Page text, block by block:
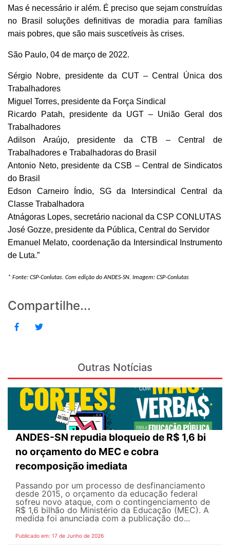
Mas é necessário ir além. É preciso que sejam construídas
no Brasil soluções definitivas de moradia para famílias
mais pobres, que são mais suscetíveis às crises.
São Paulo, 04 de março de 2022.
Sérgio Nobre, presidente da CUT – Central Única dos
Trabalhadores
Miguel Torres, presidente da Força Sindical
Ricardo Patah, presidente da UGT – União Geral dos
Trabalhadores
Adilson Araújo, presidente da CTB – Central de
Trabalhadores e Trabalhadoras do Brasil
Antonio Neto, presidente da CSB – Central de Sindicatos
do Brasil
Edson Carneiro Índio, SG da Intersindical Central da
Classe Trabalhadora
Atnágoras Lopes, secretário nacional da CSP CONLUTAS
José Gozze, presidente da Pública, Central do Servidor
Emanuel Melato, coordenação da Intersindical Instrumento
de Luta.”
* Fonte: CSP-Conlutas. Com edição do ANDES-SN. Imagem: CSP-Conlutas
Compartilhe...
Outras Notícias
ANDES-SN repudia bloqueio de R$ 1,6 bi
no orçamento do MEC e cobra
recomposição imediata
Passando por um processo de desfinanciamento
desde 2015, o orçamento da educação federal
sofreu novo ataque, com o contingenciamento de
R$ 1,6 bilhão do Ministério da Educação (MEC). A
medida foi anunciada com a publicação do...
Publicado em: 17 de Junho de 2026